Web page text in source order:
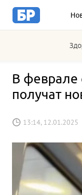
В феврале
получат
13:14, 12.01.2025